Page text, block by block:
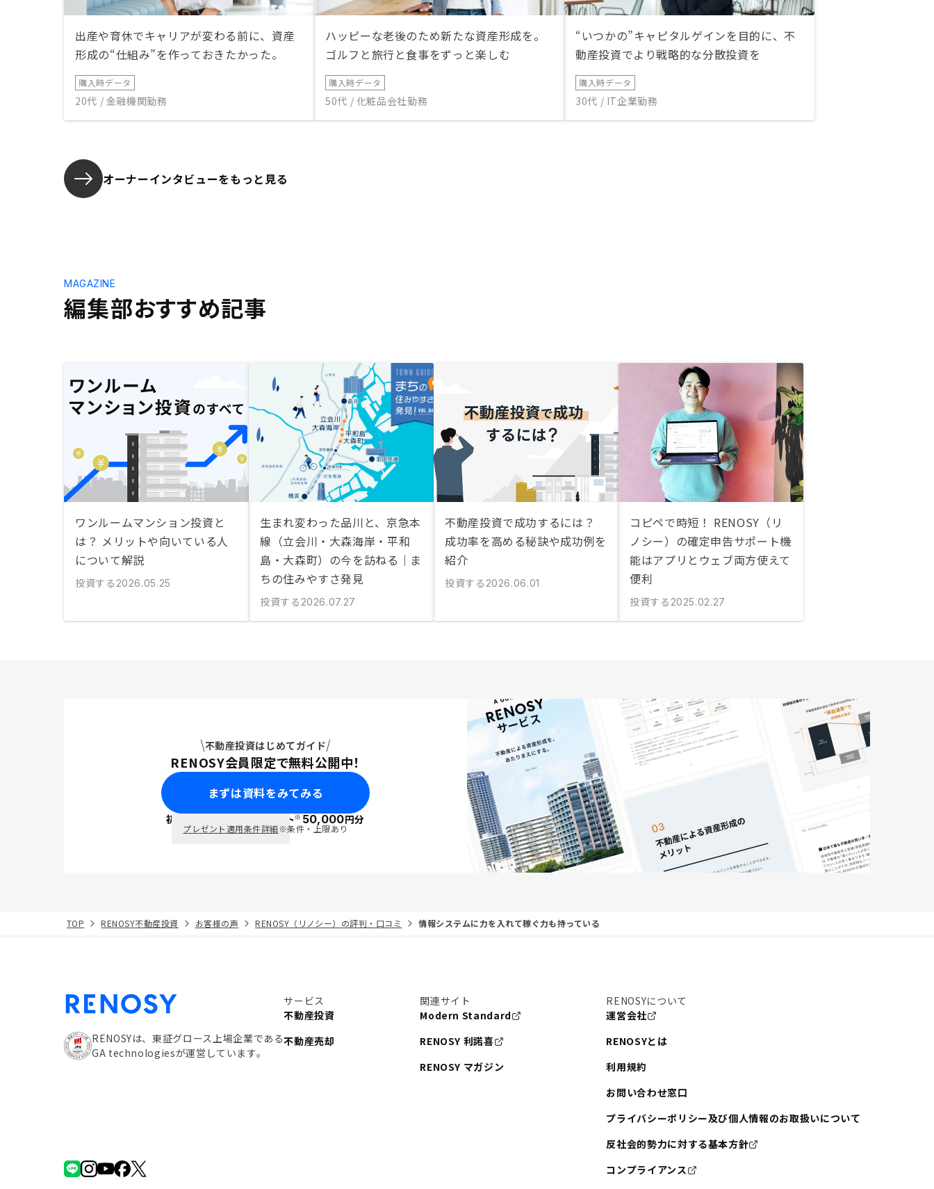
出産や育休でキャリアが変わる前に、資産
形成の“仕組み”を作っておきたかった。
購入時データ
20代 / 金融機関勤務
ハッピーな老後のため新たな資産形成を。
ゴルフと旅行と食事をずっと楽しむ
購入時データ
50代 / 化粧品会社勤務
“いつかの”キャピタルゲインを目的に、不
動産投資でより戦略的な分散投資を
購入時データ
30代 / IT企業勤務
オーナーインタビューをもっと見る
編集部おすすめ記事
MAGAZINE
ワンルームマンション投資と
は？ メリットや向いている人
について解説
投資する 2026.05.25
生まれ変わった品川と、京急本
線（立会川・大森海岸・平和
島・大森町）の今を訪ねる｜ま
ちの住みやすさ発見
投資する 2026.07.27
不動産投資で成功するには？
成功率を高める秘訣や成功例を
紹介
投資する 2026.06.01
コピペで時短！ RENOSY（リ
ノシー）の確定申告サポート機
能はアプリとウェブ両方使えて
便利
投資する 2025.02.27
不動産投資はじめてガイド
RENOSY会員限定で無料公開中！
まずは資料をみてみる
初回面談で ポイント※50,000円分
プレゼント適用条件詳細※条件・上限あり
TOP RENOSY不動産投資 お客様の声 RENOSY（リノシー）の評判・口コミ 情報システムに力を入れて稼ぐ力も持っている
RENOSYは、東証グロース上場企業である
GA technologiesが運営しています。
サービス
不動産投資
不動産売却
関連サイト
Modern Standard
RENOSY 利諾喜
RENOSY マガジン
RENOSYについて
運営会社
RENOSYとは
利用規約
お問い合わせ窓口
プライバシーポリシー及び個人情報のお取扱いについて
反社会的勢力に対する基本方針
コンプライアンス